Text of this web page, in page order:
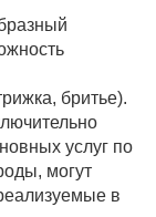
бритье).
услуг по
могут
в